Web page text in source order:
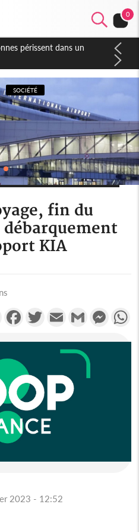
0
de la fête nationale
contre les produits
SOCIÉTÉ
fin du
KIA
PartagerFacebookTwitterEmail Gmail
2023 - 12:52